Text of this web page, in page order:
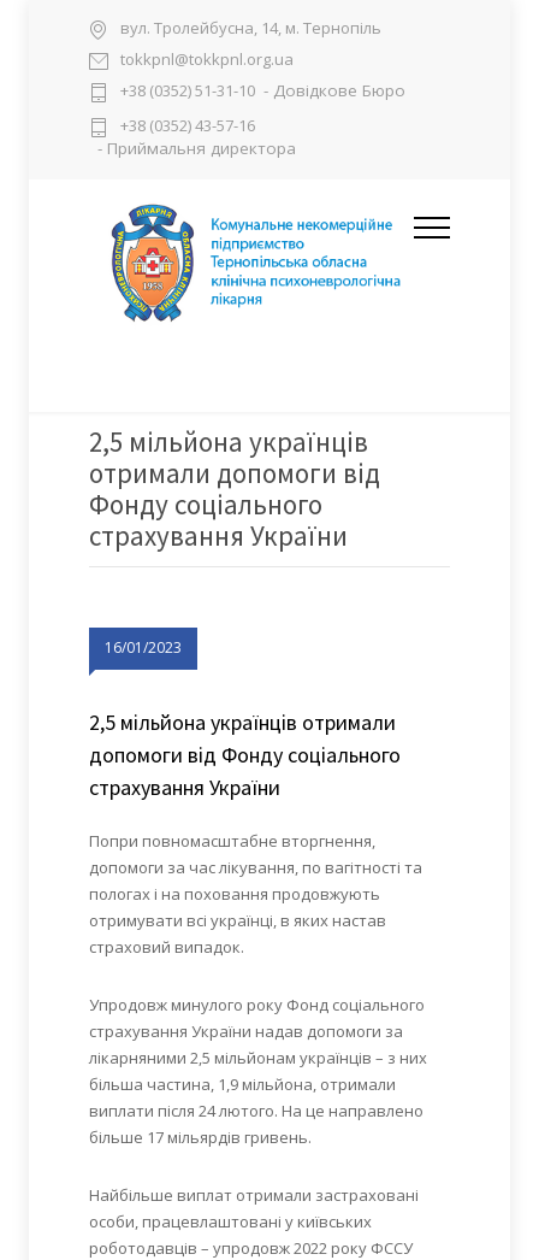
вул. Тролейбусна, 14, м. Тернопіль
tokkpnl@tokkpnl.org.ua
+38 (0352) 51-31-10 - Довідкове Бюро
+38 (0352) 43-57-16
- Приймальня директора
2,5 мільйона українців
отримали допомоги від
Фонду соціального
страхування України
16/01/2023
2,5 мільйона українців отримали
допомоги від Фонду соціального
страхування України
Попри повномасштабне вторгнення,
допомоги за час лікування, по вагітності та
пологах і на поховання продовжують
отримувати всі українці, в яких настав
страховий випадок.
Упродовж минулого року Фонд соціального
страхування України надав допомоги за
лікарняними 2,5 мільйонам українців – з них
більша частина, 1,9 мільйона, отримали
виплати після 24 лютого. На це направлено
більше 17 мільярдів гривень.
Найбільше виплат отримали застраховані
особи, працевлаштовані у київських
роботодавців – упродовж 2022 року ФССУ